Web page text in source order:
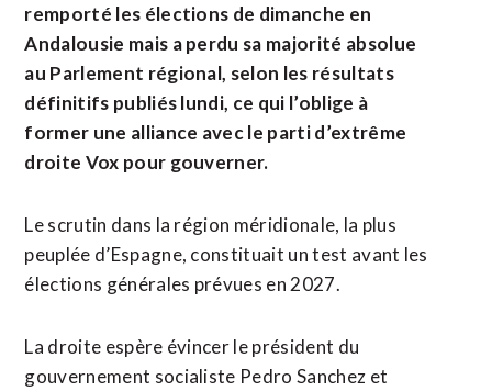
remporté les élections de dimanche en
Andalousie mais a perdu sa majorité absolue
au Parlement régional, selon les résultats
définitifs publiés lundi, ce qui l’oblige à
former une alliance avec le parti d’extrême
droite Vox pour gouverner.
Le scrutin dans la région méridionale, la plus
peuplée d’Espagne, constituait un test avant les
élections générales prévues en 2027.
La droite espère évincer le président du
gouvernement socialiste Pedro Sanchez et